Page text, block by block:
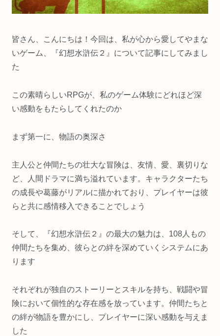
皆さん、こんにちは！今回は、私が心から愛してやまな
いゲーム、『幻想水滸伝２』について記事にしてみまし
た
この素晴らしいRPGが、私のゲーム体験にどれほど深
い感動をもたらしてくれたのか
まず第一に、物語の奥深さ
主人公と仲間たちの壮大な冒険は、友情、愛、裏切りな
ど、人間ドラマに満ち溢れています。キャラクターたち
の成長や葛藤がリアルに描かれており、プレイヤーは彼
らと共に感情移入できることでしょう
そして、『幻想水滸伝２』の最大の魅力は、108人もの
仲間たちを集め、彼らとの絆を深めていくシステムにあ
ります
それぞれが独自のストーリーとスキルを持ち、戦闘や冒
険において個性的な存在感を放っています。仲間たちと
の絆が物語を豊かにし、プレイヤーに深い感動を与えま
した